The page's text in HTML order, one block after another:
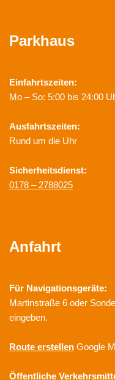
Parkhaus
Einfahrtszeiten:
Mo – So: 5:00 bis 24:00
Ausfahrtszeiten:
Rund um die Uhr
Sicherheitsdienst:
0178 – 2788025
Anfahrt
Für Navigationsgeräte:
Martinstraße 6 oder
eingeben.
Route erstellen Google
Öffentliche